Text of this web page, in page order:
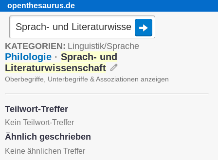
openthesaurus.de
KATEGORIEN: Linguistik/Sprache
Philologie · Sprach- und
Literaturwissenschaft
Oberbegriffe, Unterbegriffe & Assoziationen anzeigen
Teilwort-Treffer
Kein Teilwort-Treffer
Ähnlich geschrieben
Keine ähnlichen Treffer